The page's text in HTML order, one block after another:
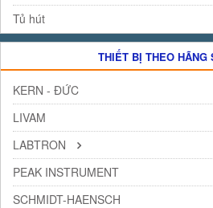
Tủ hút
THIẾT BỊ THEO HÃNG
KERN - ĐỨC
LIVAM
LABTRON
PEAK INSTRUMENT
SCHMIDT-HAENSCH